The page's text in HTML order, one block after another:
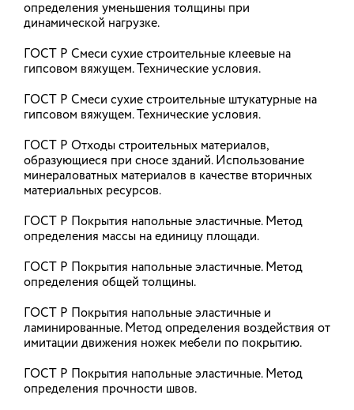
При исполнении строительного контракта
материал или оборудование можно заменить на
документации, если его характеристики
полностью соответствуют предусмотренным
проектом – это следует из письма Минстроя
30.07.2026
Минстрой России берется за
организацию судебно-строительной
экспертизы
Минстрой России разработал проект изменения в
постановлением правительства России 18 ноября
2013 г. № 1038. Изменения наделяют Минстрой
функциями уполномоченного органа по
организации, нормативно-правовому
регулированию и методическому обеспечению
государственной судебно-экспертной
деятельности.
29.07.2026
определения уменьшения толщины при
динамической нагрузке.
ГОСТ Р Смеси сухие строительные клеевые на
гипсовом вяжущем. Технические условия.
ГОСТ Р Смеси сухие строительные штукатурные на
гипсовом вяжущем. Технические условия.
ГОСТ Р Отходы строительных материалов,
образующиеся при сносе зданий. Использование
минераловатных материалов в качестве вторичных
материальных ресурсов.
ГОСТ Р Покрытия напольные эластичные. Метод
определения массы на единицу площади.
ГОСТ Р Покрытия напольные эластичные. Метод
определения общей толщины.
ГОСТ Р Покрытия напольные эластичные и
ламинированные. Метод определения воздействия от
имитации движения ножек мебели по покрытию.
ГОСТ Р Покрытия напольные эластичные. Метод
определения прочности швов.